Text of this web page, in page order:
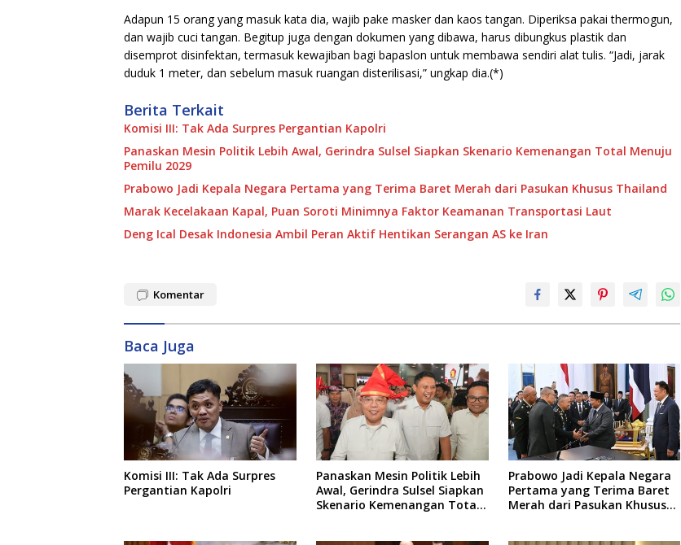
Adapun 15 orang yang masuk kata dia, wajib pake masker dan kaos tangan. Diperiksa pakai thermogun,
dan wajib cuci tangan. Begitup juga dengan dokumen yang dibawa, harus dibungkus plastik dan
disemprot disinfektan, termasuk kewajiban bagi bapaslon untuk membawa sendiri alat tulis. “Jadi, jarak
duduk 1 meter, dan sebelum masuk ruangan disterilisasi,” ungkap dia.(*)
Berita Terkait
Komisi III: Tak Ada Surpres Pergantian Kapolri
Panaskan Mesin Politik Lebih Awal, Gerindra Sulsel Siapkan Skenario Kemenangan Total Menuju
Pemilu 2029
Prabowo Jadi Kepala Negara Pertama yang Terima Baret Merah dari Pasukan Khusus Thailand
Marak Kecelakaan Kapal, Puan Soroti Minimnya Faktor Keamanan Transportasi Laut
Deng Ical Desak Indonesia Ambil Peran Aktif Hentikan Serangan AS ke Iran
Komentar
Baca Juga
Komisi III: Tak Ada Surpres
Pergantian Kapolri
Panaskan Mesin Politik Lebih
Awal, Gerindra Sulsel Siapkan
Skenario Kemenangan Total
Prabowo Jadi Kepala Negara
Pertama yang Terima Baret
Merah dari Pasukan Khusus